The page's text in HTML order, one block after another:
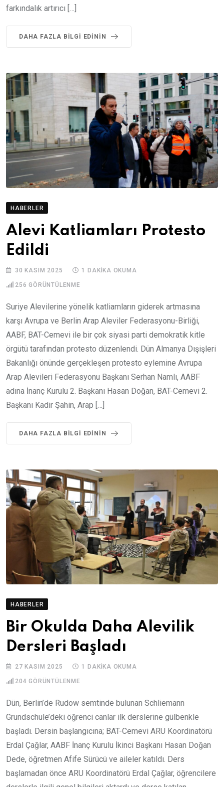
farkındalık artırıcı […]
DAHA FAZLA BILGI EDININ
HABERLER
Alevi Katliamları Protesto
Edildi
30 KASIM 2025 1 DAKIKA OKUMA
256 GÖRÜNTÜLENME
Suriye Alevilerine yönelik katliamların giderek artmasına
karşı Avrupa ve Berlin Arap Aleviler Federasyonu-Birliği,
AABF, BAT-Cemevi ile bir çok siyasi parti demokratik kitle
örgütü tarafından protesto düzenlendi. Dün Almanya Dışişleri
Bakanlığı önünde gerçekleşen protesto eylemine Avrupa
Arap Alevileri Federasyonu Başkanı Serhan Namlı, AABF
adına İnanç Kurulu 2. Başkanı Hasan Doğan, BAT-Cemevi 2.
Başkanı Kadir Şahin, Arap […]
DAHA FAZLA BILGI EDININ
HABERLER
Bir Okulda Daha Alevilik
Dersleri Başladı
27 KASIM 2025 1 DAKIKA OKUMA
204 GÖRÜNTÜLENME
Dün, Berlin’de Rudow semtinde bulunan Schliemann
Grundschule’deki öğrenci canlar ilk derslerine gülbenkle
başladı. Dersin başlangıcına; BAT-Cemevi ARU Koordinatörü
Erdal Çağlar, AABF İnanç Kurulu İkinci Başkanı Hasan Doğan
Dede, öğretmen Afife Sürücü ve aileler katıldı. Ders
başlamadan önce ARU Koordinatörü Erdal Çağlar, öğrencilere